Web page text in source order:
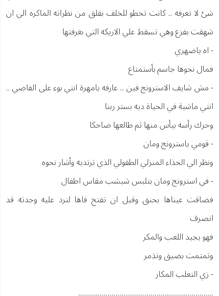
شئ لا تعرفه .. كانت تخطو للخلف بقلق من نظراته الماكره الي ان
شهقت بفزع وهي تسقط علي الاريكه التي بغرفتها
- اه ياضهري
فمال نحوها جاسم بأستمتاع
- مش شايف الاسترونج فين .. عارفه يامهرة انتي بوء على الفاضي ..
انتي ماشية في الحياة ديه بستر ربنا
وحرك رأسه بيأس منها ثم طالعها ضاحكا
- قومي ياسترونج ومان
ونظر الي الحذاء المنزلي الطفولي الذي ترتديه وأشار نحوه
- في استرونج ومان بتلبس شبشب مقاس اطفال
فضاقت عيناها بحنق وقبل ان تفتح فاها لترد عليه وجدته قد
انصرف
فهو يجيد اللعب والمكر
وتمتمت بضيق وتذمر
- زي التعلب المكار